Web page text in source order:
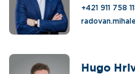
+421 911 758
Hugo